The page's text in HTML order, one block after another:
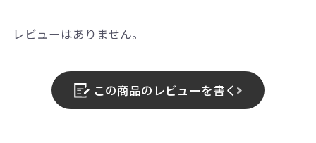
レビューはありません。
この商品のレビューを書く